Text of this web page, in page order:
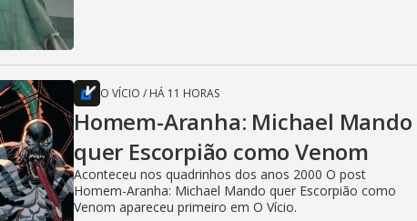
O VÍCIO / HÁ 11 HORAS
Homem-Aranha: Michael Mando
quer Escorpião como Venom
Aconteceu nos quadrinhos dos anos 2000 O post
Homem-Aranha: Michael Mando quer Escorpião como
Venom apareceu primeiro em O Vício.